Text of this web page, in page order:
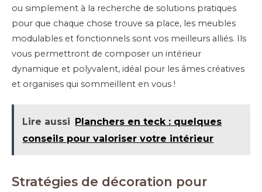
ou simplement à la recherche de solutions pratiques
pour que chaque chose trouve sa place, les meubles
modulables et fonctionnels sont vos meilleurs alliés. Ils
vous permettront de composer un intérieur
dynamique et polyvalent, idéal pour les âmes créatives
et organises qui sommeillent en vous !
Lire aussi Planchers en teck : quelques
conseils pour valoriser votre intérieur
Stratégies de décoration pour